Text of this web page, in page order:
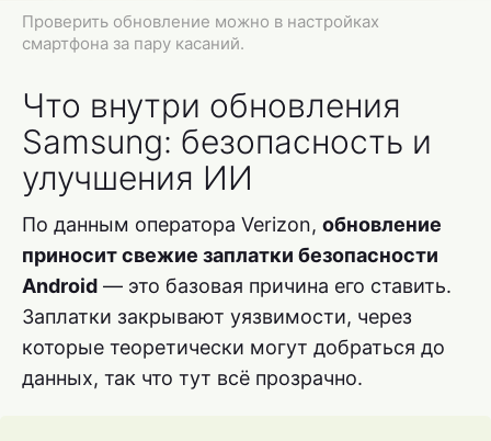
Проверить обновление можно в настройках
смартфона за пару касаний.
Что внутри обновления
Samsung: безопасность и
улучшения ИИ
По данным оператора Verizon, обновление
приносит свежие заплатки безопасности
Android — это базовая причина его ставить.
Заплатки закрывают уязвимости, через
которые теоретически могут добраться до
данных, так что тут всё прозрачно.